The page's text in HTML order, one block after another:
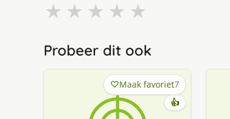
★ ★ ★ ★ ★
Probeer dit ook
Maak favoriet7
👍